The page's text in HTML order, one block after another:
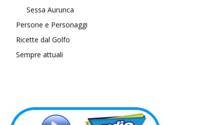
Sessa Aurunca
Persone e Personaggi
Ricette dal Golfo
Sempre attuali